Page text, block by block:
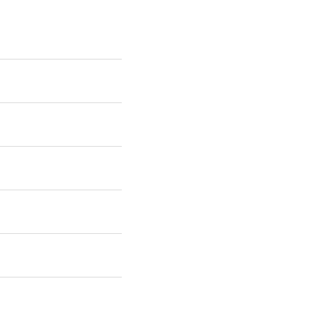
Probepaket selbst
in der Ihr alle
So kannst du es
Uns einfach
desto
den Konfigurator.
Kreativität freien Lauf
Informationen,
Zusätzlich bieten wir
abgeschlossen
WhatsApp